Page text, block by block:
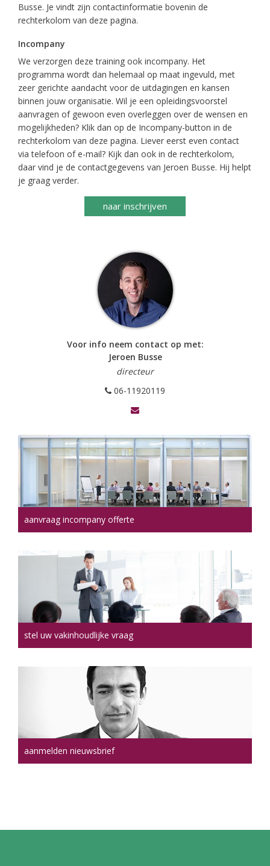
Busse. Je vindt zijn contactinformatie bovenin de
rechterkolom van deze pagina.
Incompany
We verzorgen deze training ook incompany. Het
programma wordt dan helemaal op maat ingevuld, met
zeer gerichte aandacht voor de uitdagingen en kansen
binnen jouw organisatie. Wil je een opleidingsvoorstel
aanvragen of gewoon even overleggen over de wensen en
mogelijkheden? Klik dan op de Incompany-button in de
rechterkolom van deze pagina. Liever eerst even contact
via telefoon of e-mail? Kijk dan ook in de rechterkolom,
daar vind je de contactgegevens van Jeroen Busse. Hij helpt
je graag verder.
naar inschrijven
Voor info neem contact op met:
Jeroen Busse
directeur
06-11920119
aanvraag incompany offerte
stel uw vakinhoudlijke vraag
aanmelden nieuwsbrief